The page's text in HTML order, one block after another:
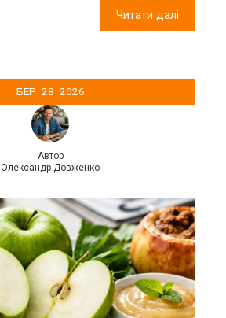
Читати далі
БЕР 28 2026
Автор
Олександр Довженко